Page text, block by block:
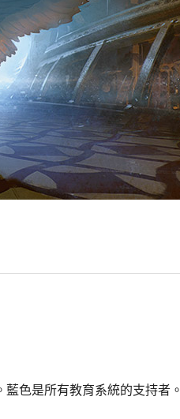
色是所有教育系統的支持者。